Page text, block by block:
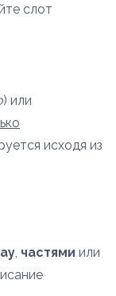
слот
) или
исходя из
, частями или